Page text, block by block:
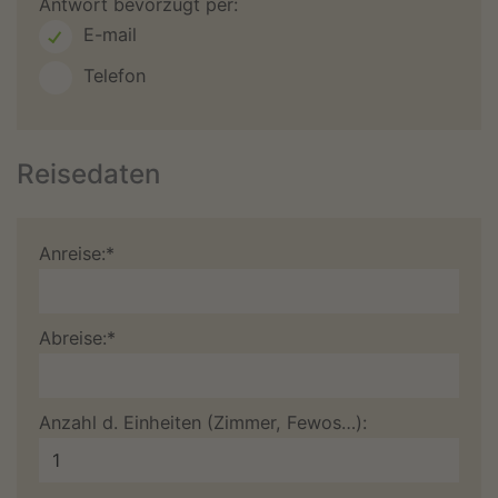
E-mail
Telefon
Reisedaten
Anreise:*
Abreise:*
Anzahl d. Einheiten (Zimmer, Fewos…):